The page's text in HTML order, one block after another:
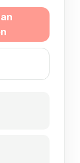
std 6 aantal